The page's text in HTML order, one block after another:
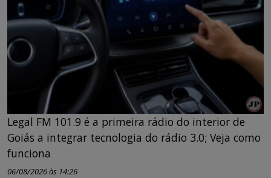
Legal FM 101.9 é a primeira rádio do interior de
Goiás a integrar tecnologia do rádio 3.0; Veja como
funciona
06/08/2026 às 14:26